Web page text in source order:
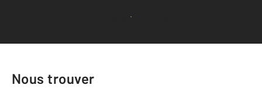
Voir tous les avis clients
Nous trouver